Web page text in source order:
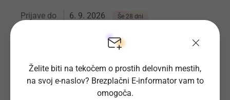
Prijave do 6. 9. 2026 Še 28 dni
Želite biti na tekočem o prostih delovnih mestih,
na svoj e-naslov? Brezplačni E-informator vam to
omogoča.